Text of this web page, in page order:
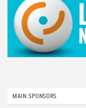
MAIN SPONSORS